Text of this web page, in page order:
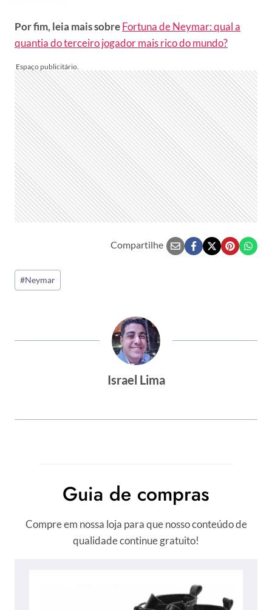
Por fim, leia mais sobreFortuna de Neymar: qual a
quantia do terceiro jogador mais rico do mundo?
Compartilhe
Tags
do
#Neymar
Israel Lima
Guia de compras
Compre em nossa loja para que nosso conteúdo de
qualidade continue gratuito!